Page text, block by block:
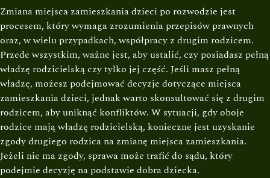
Zmiana miejsca zamieszkania dzieci po rozwodzie jest
procesem, który wymaga zrozumienia przepisów prawnych
oraz, w wielu przypadkach, współpracy z drugim rodzicem.
Przede wszystkim, ważne jest, aby ustalić, czy posiadasz pełną
władzę rodzicielską czy tylko jej część. Jeśli masz pełną
władzę, możesz podejmować decyzje dotyczące miejsca
zamieszkania dzieci, jednak warto skonsultować się z drugim
rodzicem, aby uniknąć konfliktów. W sytuacji, gdy oboje
rodzice mają władzę rodzicielską, konieczne jest uzyskanie
zgody drugiego rodzica na zmianę miejsca zamieszkania.
Jeżeli nie ma zgody, sprawa może trafić do sądu, który
podejmie decyzję na podstawie dobra dziecka.